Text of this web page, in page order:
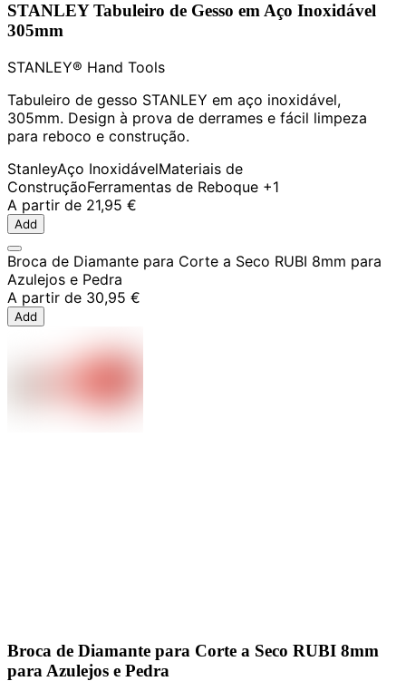
STANLEY Tabuleiro de Gesso em Aço Inoxidável
305mm
STANLEY® Hand Tools
Tabuleiro de gesso STANLEY em aço inoxidável,
305mm. Design à prova de derrames e fácil limpeza
para reboco e construção.
StanleyAço InoxidávelMateriais de
ConstruçãoFerramentas de Reboque +1
A partir de 21,95 €
Add
Broca de Diamante para Corte a Seco RUBI 8mm para
Azulejos e Pedra
A partir de 30,95 €
Add
Broca de Diamante para Corte a Seco RUBI 8mm
para Azulejos e Pedra